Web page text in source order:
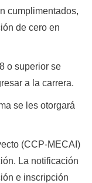
cumplimentados,
de cero en
o superior se
a la carrera.
se les otorgará
(CCP-MECAI)
La notificación
e inscripción